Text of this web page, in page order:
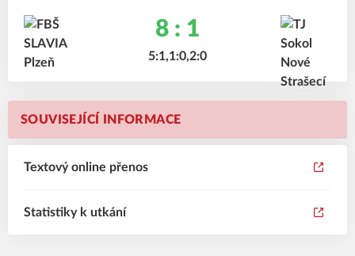
8 : 1
5:1,1:0,2:0
SOUVISEJÍCÍ INFORMACE
Textový online přenos
Statistiky k utkání